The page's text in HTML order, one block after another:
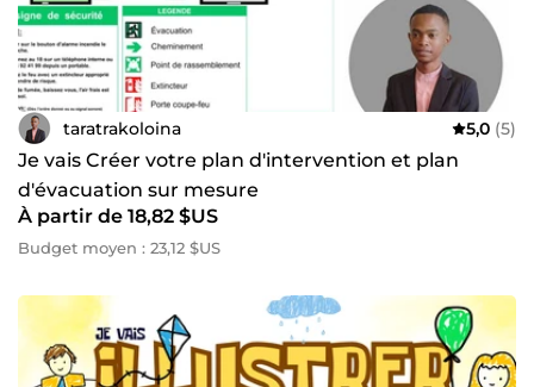
taratrakoloina 5,0 (5)
Je vais Créer votre plan d'intervention et plan
d'évacuation sur mesure
À partir de 18,82 $US
Budget moyen : 23,12 $US